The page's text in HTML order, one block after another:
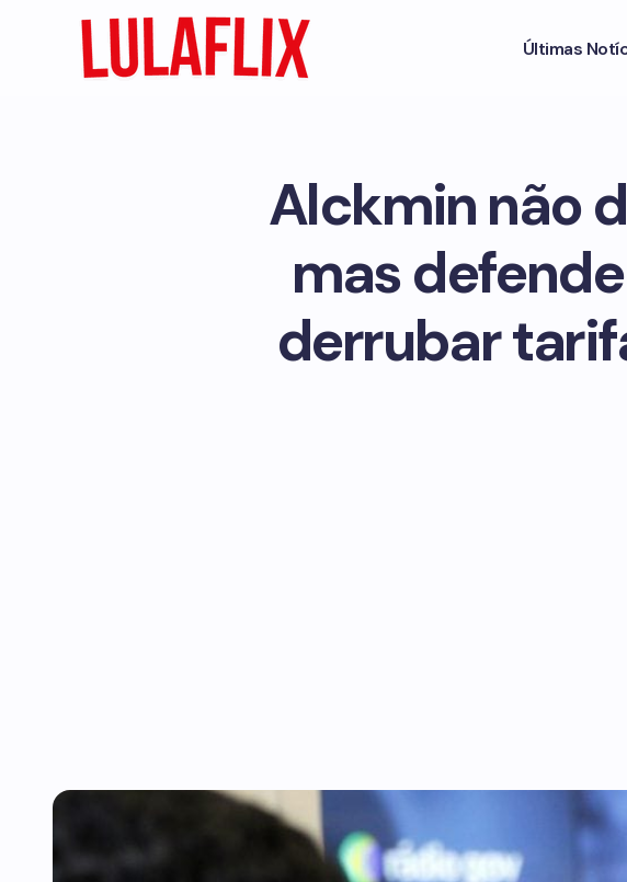
Últimas
Alckmin não
mas
derrubar